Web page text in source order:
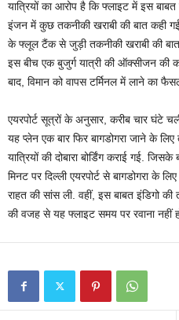
यात्रियों का आरोप है कि फ्लाइट में इस
इंजन में कुछ तकनीकी खराबी की बात कही
के फ्लूल टैंक से जुड़ी तकनीकी खराबी की बात
इस बीच एक बुजुर्ग यात्री की ऑक्‍सीजन
बाद, विमान को वापस टर्मिनल में लाने का
एयरपोर्ट सूत्रों के अनुसार, करीब चार घंटे
यह प्‍लेन एक बार फिर बागडोगरा जाने के
यात्रियों की दोबारा बोर्डिंग कराई गई.
मिनट पर दिल्‍ली एयरपोर्ट से बागडोगरा के
राहत की सांस ली. वहीं, इस बाबत इंडिगो
की वजह से यह फ्लाइट समय पर रवाना नहीं